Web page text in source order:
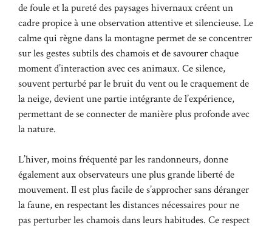
de foule et la pureté des paysages hivernaux créent un
cadre propice à une observation attentive et silencieuse. Le
calme qui règne dans la montagne permet de se concentrer
sur les gestes subtils des chamois et de savourer chaque
moment d’interaction avec ces animaux. Ce silence,
souvent perturbé par le bruit du vent ou le craquement de
la neige, devient une partie intégrante de l’expérience,
permettant de se connecter de manière plus profonde avec
la nature.
L’hiver, moins fréquenté par les randonneurs, donne
également aux observateurs une plus grande liberté de
mouvement. Il est plus facile de s’approcher sans déranger
la faune, en respectant les distances nécessaires pour ne
pas perturber les chamois dans leurs habitudes. Ce respect